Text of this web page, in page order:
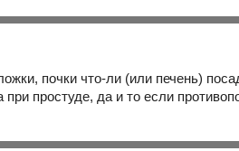
почки что-ли (или печень)
простуде, да и то если